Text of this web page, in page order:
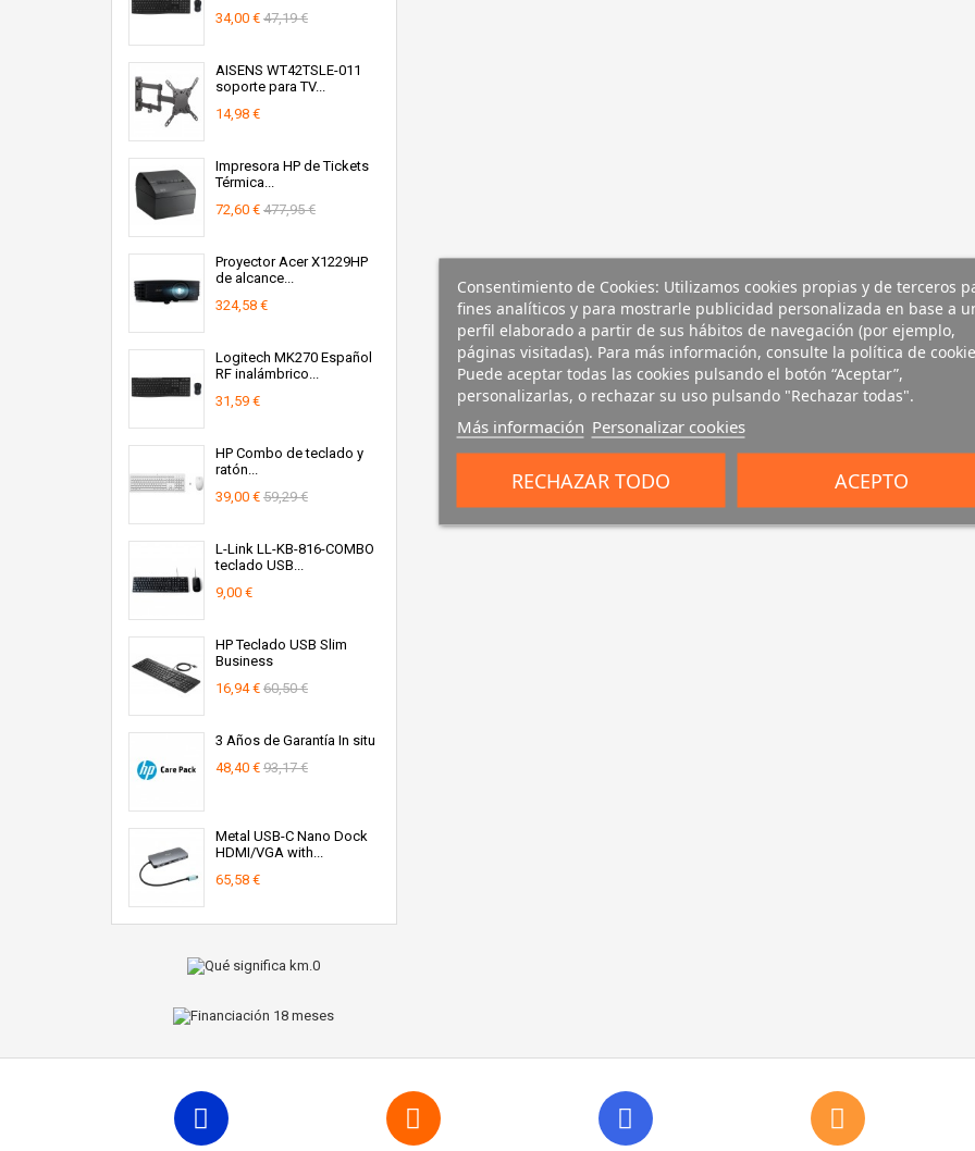
34,00 € 47,19 €
AISENS WT42TSLE-011
soporte para TV...
14,98 €
Impresora HP de Tickets
Térmica...
72,60 € 477,95 €
Proyector Acer X1229HP
de alcance...
324,58 €
Logitech MK270 Español
RF inalámbrico...
31,59 €
HP Combo de teclado y
ratón...
39,00 € 59,29 €
L-Link LL-KB-816-COMBO
teclado USB...
9,00 €
HP Teclado USB Slim
Business
16,94 € 60,50 €
3 Años de Garantía In situ
48,40 € 93,17 €
Metal USB-C Nano Dock
HDMI/VGA with...
65,58 €
Consentimiento de Cookies: Utilizamos cookies propias y de terceros
fines analíticos y para mostrarle publicidad personalizada en base a
perfil elaborado a partir de sus hábitos de navegación (por ejemplo,
páginas visitadas). Para más información, consulte la política de
Puede aceptar todas las cookies pulsando el botón “Aceptar”,
personalizarlas, o rechazar su uso pulsando "Rechazar todas".
Más información Personalizar cookies
RECHAZAR TODO ACEPTO